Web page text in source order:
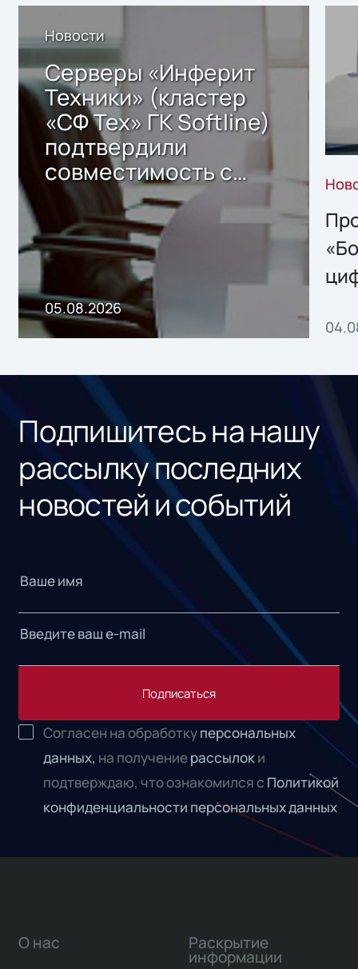
Новости
Серверы «Инферит
Техники» (кластер
«СФ Тех» ГК Softline)
подтвердили
совместимость с
решением Sharx
Storage 2.x для
хранения данных
05.08.2026
Подпишитесь на нашу
рассылку последних
новостей и событий
Подписаться
Согласен на обработкуперсональных
данных, на получениерассылоки
подтверждаю, что ознакомился с Политикой
конфиденциальности персональных данных
О нас Раскрытие
информации